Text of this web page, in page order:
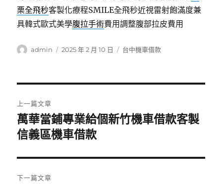
栗全飛秒客製化療程SMILE全飛秒近視雷射飽滿度兼
具韓式歐式美學腹拉手術費用調整腹部拉皮費用
作
admin
發
2025 年 2 月 10 日
分
台中機車借款
章
導
覽
上一篇文章
上
一
文
章:
萬華當鋪專業給個新竹機車借款客製
信義區機車借款
下一篇文章